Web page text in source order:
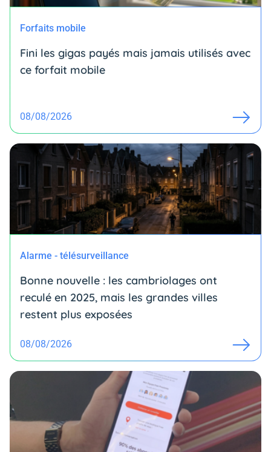
Forfaits mobile
Fini les gigas payés mais jamais utilisés avec
ce forfait mobile
08/08/2026
Alarme - télésurveillance
Bonne nouvelle : les cambriolages ont
reculé en 2025, mais les grandes villes
restent plus exposées
08/08/2026